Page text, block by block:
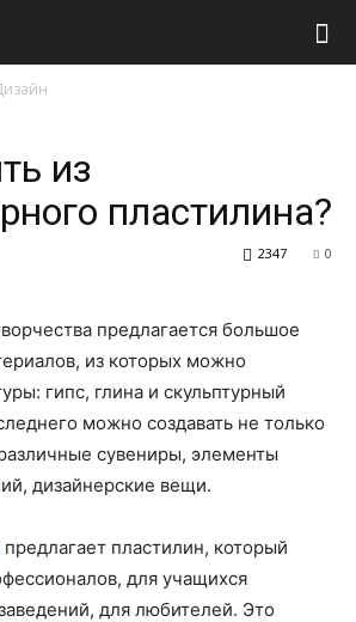
из
пластилина?
0
2347
предлагается большое
из которых можно
гипс, глина и скульптурный
можно создавать не только
сувениры, элементы
дизайнерские вещи.
предлагает пластилин, который
для учащихся
для любителей. Это